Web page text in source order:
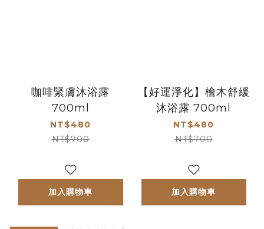
咖啡緊膚沐浴露
700ml
NT$480
NT$700
加入購物車
【好運淨化】檜木舒緩
沐浴露 700ml
NT$480
NT$700
加入購物車